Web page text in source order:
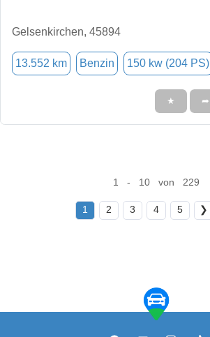
Gelsenkirchen, 45894
13.552 km Benzin 150 kw (204 PS)
★ ➦
1 - 10 von 229
1 2 3 4 5 ❯